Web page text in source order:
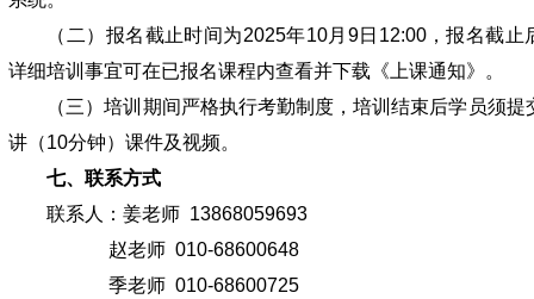
（二）报名截止时间为2025年10月9日12:00，报名截止
详细培训事宜可在已报名课程内查看并下载《上课通知》。
（三）培训期间严格执行考勤制度，培训结束后学员须提
讲（10分钟）课件及视频。
七、联系方式
联系人：姜老师 13868059693
赵老师 010-68600648
季老师 010-68600725